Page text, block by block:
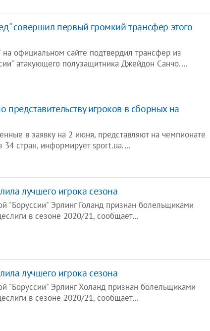
совершил первый громкий трансфер этого
официальном сайте подтвердил трансфер из
атакующего полузащитника Джейдон Санчо.…
представительству игроков в сборных на
в заявку на 2 июня, представляют на чемпионате
34 стран, информирует sport.ua.…
лучшего игрока сезона
"Боруссии" Эрлинг Голанд признан болельщиками
в сезоне 2020/21, сообщает…
лучшего игрока сезона
"Боруссии" Эрлинг Холанд признан болельщиками
в сезоне 2020/21, сообщает…